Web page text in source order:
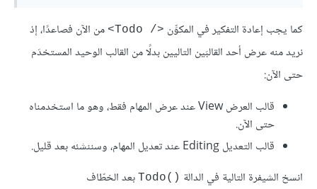
كما يجب إعادة التفكير في المكوِّن <Todo /‎>
من الآن فصاعدًا، إذ
نريد منه عرض أحد القالبَين التاليين بدلًا من القالب الوحيد المستخدَم
حتى الآن:
قالب العرض View عند عرض المهام فقط، وهو ما استخدمناه
حتى الآن.
قالب التعديل Editing عند تعديل المهام، وسننشئه بعد قليل.
انسخ الشيفرة التالية في الدالة Todo()‎ بعد الخطّاف